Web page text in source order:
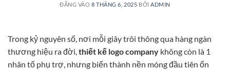
ĐĂNG VÀO 8 THÁNG 6, 2025 BỞI ADMIN
Trong kỷ nguyên số, nơi mỗi giây trôi thông qua hàng ngàn
thương hiệu ra đời, thiết kế logo company không còn là 1
nhân tố phụ trợ, nhưng biến thành nền móng đầu tiên ổn